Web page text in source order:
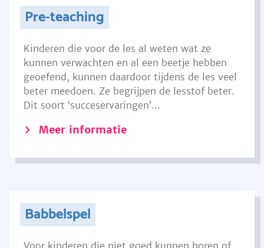
Pre-teaching
Kinderen die voor de les al weten wat ze
kunnen verwachten en al een beetje hebben
geoefend, kunnen daardoor tijdens de les veel
beter meedoen. Ze begrijpen de lesstof beter.
Dit soort ‘succeservaringen’...
Meer informatie
Babbelspel
Voor kinderen die niet goed kunnen horen of